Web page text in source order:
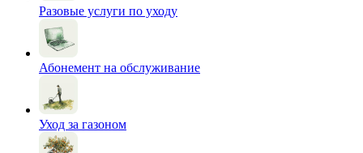
Разовые услуги по уходу
Абонемент на обслуживание
Уход за газоном